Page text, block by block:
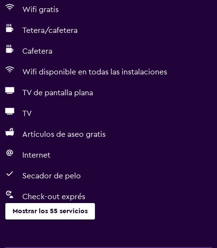
Wifi gratis
Tetera/cafetera
Cafetera
Wifi disponible en todas las instalaciones
TV de pantalla plana
TV
Artículos de aseo gratis
Internet
Secador de pelo
Check-out exprés
Mostrar los 55 servicios